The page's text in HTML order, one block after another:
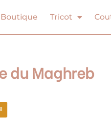
Boutique Tricot
du Maghreb